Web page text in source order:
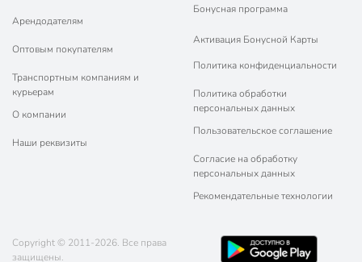
Арендодателям
Оптовым покупателям
Транспортным компаниям и
курьерам
О компании
Наши реквизиты
Бонусная программа
Активация Бонусной Карты
Политика конфиденциальности
Политика обработки
персональных данных
Пользовательское соглашение
Согласие на обработку
персональных данных
Рекомендательные технологии
Copyright © 2011-2026. Все права
защищены.